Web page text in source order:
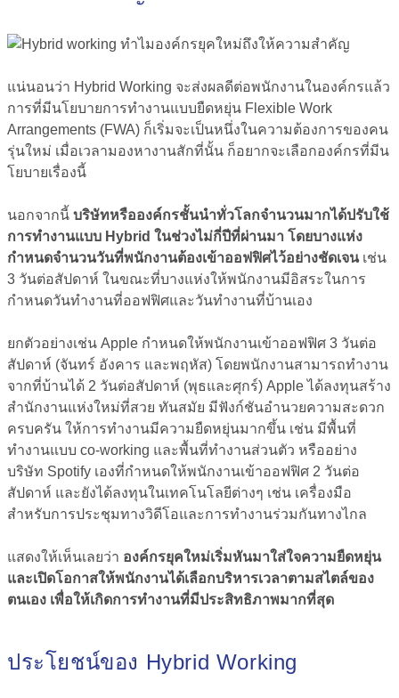
แน่นอนว่า Hybrid Working จะส่งผลดีต่อพนักงานในองค์กรแล้ว
การที่มีนโยบายการทำงานแบบยืดหยุ่น Flexible Work
Arrangements (FWA) ก็เริ่มจะเป็นหนึ่งในความต้องการของคน
รุ่นใหม่ เมื่อเวลามองหางานสักที่นั้น ก็อยากจะเลือกองค์กรที่มีน
โยบายเรื่องนี้
นอกจากนี้ บริษัทหรือองค์กรชั้นนำทั่วโลกจำนวนมากได้ปรับใช้
การทำงานแบบ Hybrid ในช่วงไม่กี่ปีที่ผ่านมา โดยบางแห่ง
กำหนดจำนวนวันที่พนักงานต้องเข้าออฟฟิศไว้อย่างชัดเจนเช่น
3 วันต่อสัปดาห์ ในขณะที่บางแห่งให้พนักงานมีอิสระในการ
กำหนดวันทำงานที่ออฟฟิศและวันทำงานที่บ้านเอง
ยกตัวอย่างเช่น Apple กำหนดให้พนักงานเข้าออฟฟิศ 3 วันต่อ
สัปดาห์ (จันทร์ อังคาร และพฤหัส) โดยพนักงานสามารถทำงาน
จากที่บ้านได้ 2 วันต่อสัปดาห์ (พุธและศุกร์) Apple ได้ลงทุนสร้าง
สำนักงานแห่งใหม่ที่สวย ทันสมัย มีฟังก์ชันอำนวยความสะดวก
ครบครัน ให้การทำงานมีความยืดหยุ่นมากขึ้น เช่น มีพื้นที่
ทำงานแบบ co-working และพื้นที่ทำงานส่วนตัว หรืออย่าง
บริษัท Spotify เองที่กำหนดให้พนักงานเข้าออฟฟิศ 2 วันต่อ
สัปดาห์ และยังได้ลงทุนในเทคโนโลยีต่างๆ เช่น เครื่องมือ
สำหรับการประชุมทางวิดีโอและการทำงานร่วมกันทางไกล
แสดงให้เห็นเลยว่า องค์กรยุคใหม่เริ่มหันมาใส่ใจความยืดหยุ่น
และเปิดโอกาสให้พนักงานได้เลือกบริหารเวลาตามสไตล์ของ
ตนเอง เพื่อให้เกิดการทำงานที่มีประสิทธิภาพมากที่สุด
ประโยชน์ของ Hybrid Working